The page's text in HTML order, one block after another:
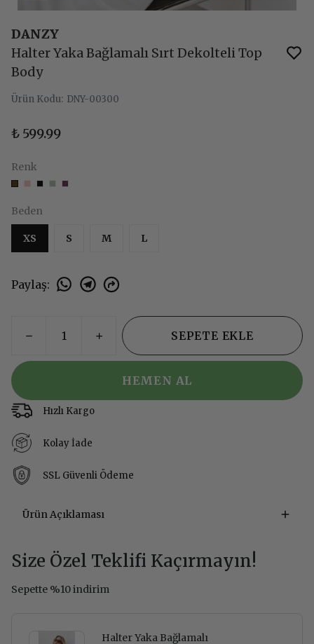
DANZY
Halter Yaka Bağlamalı Sırt Dekolteli Top
Body
Ürün Kodu: DNY-00300
₺ 599.99
Renk
Beden
XS S M L
Paylaş:
SEPETE EKLE
HEMEN AL
Hızlı Kargo
Kolay İade
SSL Güvenli Ödeme
Ürün Açıklaması
Size Özel Teklifi Kaçırmayın!
Sepette %10 indirim
Halter Yaka Bağlamalı